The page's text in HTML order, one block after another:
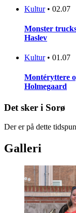
Kultur • 02.07
Monster
Haslev
Kultur • 01.07
Montéryttere
Holmegaard
Det sker i Sorø
Der er på dette
Galleri